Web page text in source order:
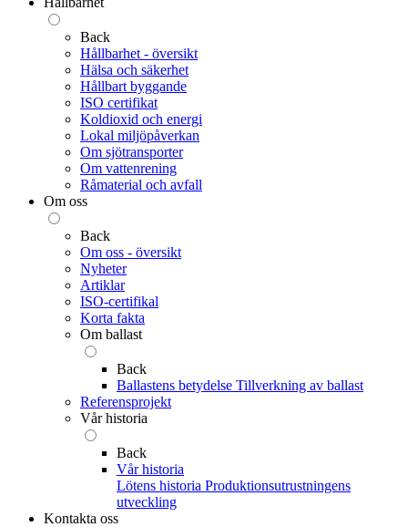
Back
Hållbarhet - översikt
Hälsa och säkerhet
Hållbart byggande
ISO certifikat
Koldioxid och energi
Lokal miljöpåverkan
Om sjötransporter
Om vattenrening
Råmaterial och avfall
Om oss
Back
Om oss - översikt
Nyheter
Artiklar
ISO-certifikal
Korta fakta
Om ballast
Back
Ballastens betydelse Tillverkning av ballast
Referensprojekt
Vår historia
Back
Vår historia
Lötens historia Produktionsutrustningens
utveckling
Kontakta oss